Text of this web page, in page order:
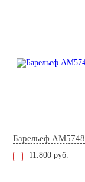
Барельеф AM5748
11.800 руб.